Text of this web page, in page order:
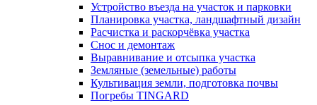
Устройство въезда на участок и парковки
Планировка участка, ландшафтный дизайн
Расчистка и раскорчёвка участка
Снос и демонтаж
Выравнивание и отсыпка участка
Земляные (земельные) работы
Культивация земли, подготовка почвы
Погребы TINGARD